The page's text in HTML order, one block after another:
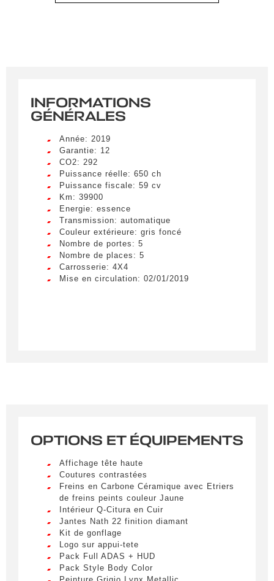
Remplissez le formulaire ci-dessous pour recevoir
une notification par e-mail dès qu’un véhicule
correspondant à vos critères sera disponible.
Civilité *
M.
LIVRAISON PARTOUT EN
FRANCE
INFORMATIONS
GÉNÉRALES
Année: 2019
Garantie: 12
CO2: 292
Puissance réelle: 650 ch
Puissance fiscale: 59 cv
Km: 39900
Energie: essence
Transmission: automatique
Couleur extérieure: gris foncé
Nombre de portes: 5
Nombre de places: 5
Carrosserie: 4X4
Mise en circulation: 02/01/2019
OPTIONS ET ÉQUIPEMENTS
Affichage tête haute
Coutures contrastées
Freins en Carbone Céramique avec Etriers
de freins peints couleur Jaune
Intérieur Q-Citura en Cuir
Jantes Nath 22 finition diamant
Kit de gonflage
Logo sur appui-tete
Pack Full ADAS + HUD
Pack Style Body Color